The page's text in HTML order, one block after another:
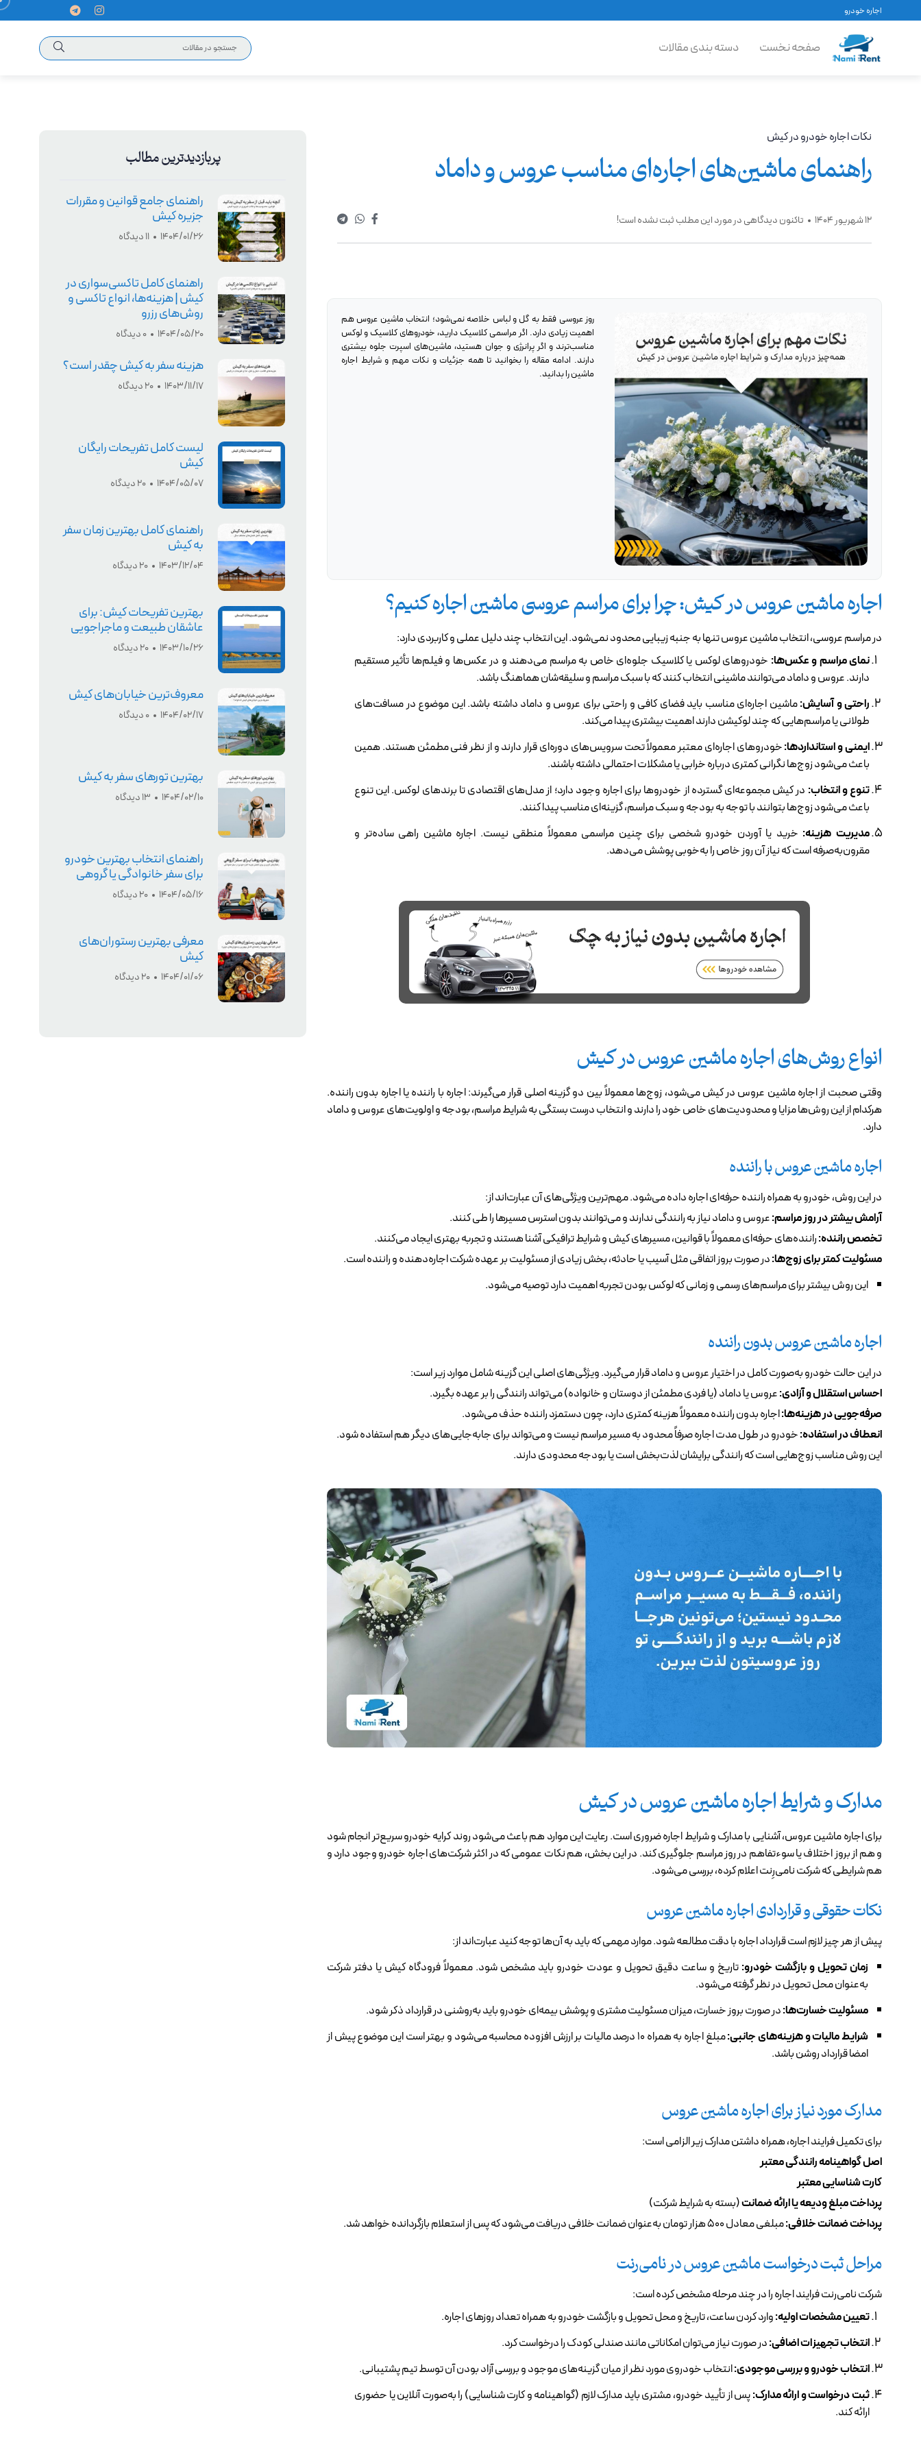
اجاره خودرو
صفحه نخست دسته بندی مقالات
نکات اجاره خودرو در کیش
راهنمای ماشین‌های اجاره‌ای مناسب عروس و داماد
12 شهریور 1404 تاکنون دیدگاهی در مورد این مطلب ثبت نشده است!
روز عروسی فقط به گل و لباس خلاصه نمی‌شود؛ انتخاب ماشین عروس هم
اهمیت زیادی دارد. اگر مراسمی کلاسیک دارید، خودروهای کلاسیک و لوکس
مناسب‌ترند و اگر پرانرژی و جوان هستید، ماشین‌های اسپرت جلوه بیشتری
دارند. ادامه مقاله را بخوانید تا همه جزئیات و نکات مهم و شرایط اجاره
ماشین را بدانید.
اجاره ماشین عروس در کیش: چرا برای مراسم عروسی ماشین اجاره کنیم؟
در مراسم عروسی، انتخاب ماشین عروس تنها به جنبه زیبایی محدود نمی‌شود. این انتخاب چند دلیل عملی و کاربردی دارد:
نمای مراسم و عکس‌ها: خودروهای لوکس یا کلاسیک جلوه‌ای خاص به مراسم می‌دهند و در عکس‌ها و فیلم‌ها تأثیر مستقیم
دارند. عروس و داماد می‌توانند ماشینی انتخاب کنند که با سبک مراسم و سلیقه‌شان هماهنگ باشد.
راحتی و آسایش:ماشین اجاره‌ای مناسب باید فضای کافی و راحتی برای عروس و داماد داشته باشد. این موضوع در مسافت‌های
طولانی یا مراسم‌هایی که چند لوکیشن دارند اهمیت بیشتری پیدا می‌کند.
ایمنی و استانداردها:خودروهای اجاره‌ای معتبر معمولاً تحت سرویس‌های دوره‌ای قرار دارند و از نظر فنی مطمئن هستند. همین
باعث می‌شود زوج‌ها نگرانی کمتری درباره خرابی یا مشکلات احتمالی داشته باشند.
تنوع و انتخاب: در کیش مجموعه‌ای گسترده از خودروها برای اجاره وجود دارد؛ از مدل‌های اقتصادی تا برندهای لوکس. این تنوع
باعث می‌شود زوج‌ها بتوانند با توجه به بودجه و سبک مراسم، گزینه‌ای مناسب پیدا کنند.
مدیریت هزینه: خرید یا آوردن خودرو شخصی برای چنین مراسمی معمولاً منطقی نیست. اجاره ماشین راهی ساده‌تر و
مقرون‌به‌صرفه است که نیاز آن روز خاص را به‌خوبی پوشش می‌دهد.
انواع روش‌های اجاره ماشین عروس در کیش
وقتی صحبت از اجاره ماشین عروس در کیش می‌شود، زوج‌ها معمولاً بین دو گزینه اصلی قرار می‌گیرند: اجاره با راننده یا اجاره بدون راننده.
هرکدام از این روش‌ها مزایا و محدودیت‌های خاص خود را دارند و انتخاب درست بستگی به شرایط مراسم، بودجه و اولویت‌های عروس و داماد
دارد.
اجاره ماشین عروس با راننده
در این روش، خودرو به همراه راننده حرفه‌ای اجاره داده می‌شود. مهم‌ترین ویژگی‌های آن عبارت‌اند از:
آرامش بیشتر در روز مراسم:عروس و داماد نیاز به رانندگی ندارند و می‌توانند بدون استرس مسیرها را طی کنند.
تخصص راننده:راننده‌های حرفه‌ای معمولاً با قوانین، مسیرهای کیش و شرایط ترافیکی آشنا هستند و تجربه بهتری ایجاد می‌کنند.
مسئولیت کمتر برای زوج‌ها:در صورت بروز اتفاقی مثل آسیب یا حادثه، بخش زیادی از مسئولیت بر عهده شرکت اجاره‌دهنده و راننده است.
این روش بیشتر برای مراسم‌های رسمی و زمانی که لوکس بودن تجربه اهمیت دارد توصیه می‌شود.
اجاره ماشین عروس بدون راننده
در این حالت خودرو به‌صورت کامل در اختیار عروس و داماد قرار می‌گیرد. ویژگی‌های اصلی این گزینه شامل موارد زیر است:
احساس استقلال و آزادی:عروس یا داماد (یا فردی مطمئن از دوستان و خانواده) می‌تواند رانندگی را بر عهده بگیرد.
صرفه‌جویی در هزینه‌ها:اجاره بدون راننده معمولاً هزینه کمتری دارد، چون دستمزد راننده حذف می‌شود.
انعطاف در استفاده:خودرو در طول مدت اجاره صرفاً محدود به مسیر مراسم نیست و می‌تواند برای جابه‌جایی‌های دیگر هم استفاده شود.
این روش مناسب زوج‌هایی است که رانندگی برایشان لذت‌بخش است یا بودجه محدودی دارند.
مدارک و شرایط اجاره ماشین عروس در کیش
برای اجاره ماشین عروس، آشنایی با مدارک و شرایط اجاره ضروری است. رعایت این موارد هم باعث می‌شود روند کرایه خودرو سریع‌تر انجام شود
و هم از بروز اختلاف یا سوءتفاهم در روز مراسم جلوگیری کند. در این بخش، هم نکات عمومی که در اکثر شرکت‌های اجاره خودرو وجود دارد و
هم شرایطی که شرکت نامی‌رِنت اعلام کرده، بررسی می‌شود.
نکات حقوقی و قراردادی اجاره ماشین عروس
پیش از هر چیز لازم است قرارداد اجاره با دقت مطالعه شود. موارد مهمی که باید به آن‌ها توجه کنید عبارت‌اند از:
زمان تحویل و بازگشت خودرو: تاریخ و ساعت دقیق تحویل و عودت خودرو باید مشخص شود. معمولاً فرودگاه کیش یا دفتر شرکت
به‌عنوان محل تحویل در نظر گرفته می‌شود.
مسئولیت خسارت‌ها:در صورت بروز خسارت، میزان مسئولیت مشتری و پوشش بیمه‌ای خودرو باید به‌روشنی در قرارداد ذکر شود.
شرایط مالیات و هزینه‌های جانبی:
مبلغ اجاره به همراه ۱۰ درصد مالیات بر ارزش افزوده محاسبه می‌شود و بهتر است این موضوع پیش از
امضا قرارداد روشن باشد.
مدارک مورد نیاز برای اجاره ماشین عروس
برای تکمیل فرایند اجاره، همراه داشتن مدارک زیر الزامی است:
اصل گواهینامه رانندگی معتبر
کارت شناسایی معتبر
پرداخت مبلغ ودیعه یا ارائه ضمانت(بسته به شرایط شرکت)
پرداخت ضمانت خلافی:مبلغی معادل ۵۰۰ هزار تومان به‌عنوان ضمانت خلافی دریافت می‌شود که پس از استعلام بازگردانده خواهد شد.
مراحل ثبت درخواست ماشین عروس در نامی‌رنت
شرکت نامی‌رنت فرایند اجاره را در چند مرحله مشخص کرده است:
تعیین مشخصات اولیه:وارد کردن ساعت، تاریخ و محل تحویل و بازگشت خودرو به همراه تعداد روزهای اجاره.
انتخاب تجهیزات اضافی:در صورت نیاز می‌توان امکاناتی مانند صندلی کودک را درخواست کرد.
انتخاب خودرو و بررسی موجودی:انتخاب خودروی مورد نظر از میان گزینه‌های موجود و بررسی آزاد بودن آن توسط تیم پشتیبانی.
ثبت درخواست و ارائه مدارک:پس از تأیید خودرو، مشتری باید مدارک لازم (گواهینامه و کارت شناسایی) را به‌صورت آنلاین یا حضوری
ارائه کند.
پربازدیدترین مطالب
راهنمای جامع قوانین و مقررات
جزیره کیش
1404/01/26 11 دیدگاه
راهنمای کامل تاکسی‌سواری در
کیش | هزینه‌ها، انواع تاکسی و
روش‌های رزرو
1404/05/20 0 دیدگاه
هزینه سفر به کیش چقدر است؟
1403/11/17 20 دیدگاه
لیست کامل تفریحات رایگان
کیش
1404/05/07 20 دیدگاه
راهنمای کامل بهترین زمان سفر
به کیش
1403/12/04 20 دیدگاه
بهترین تفریحات کیش: برای
عاشقان طبیعت و ماجراجویی
1403/10/26 20 دیدگاه
معروف‌‌ترین خیابان‌های کیش
1404/02/17 0 دیدگاه
بهترین تورهای سفر به کیش
1404/02/10 13 دیدگاه
راهنمای انتخاب بهترین خودرو
برای سفر خانوادگی یا گروهی
1404/05/16 20 دیدگاه
معرفی بهترین رستوران‌های
کیش
1404/01/06 20 دیدگاه